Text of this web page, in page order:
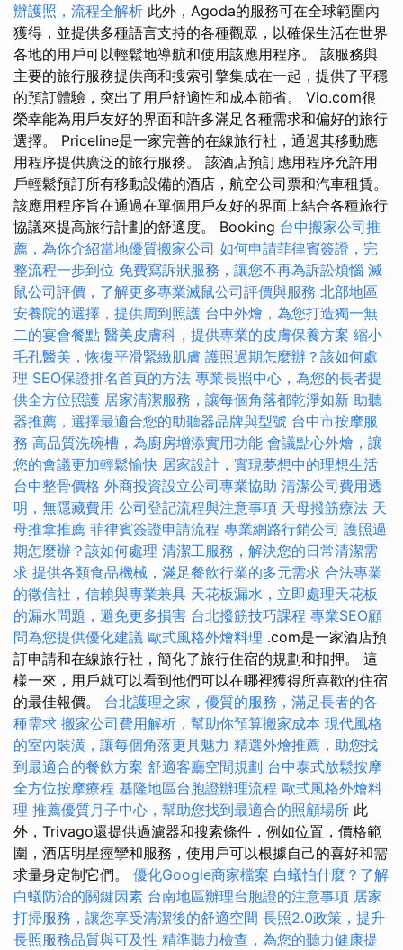
辦護照，流程全解析 此外，Agoda的服務可在全球範圍內
獲得，並提供多種語言支持的各種觀眾，以確保生活在世界
各地的用戶可以輕鬆地導航和使用該應用程序。 該服務與
主要的旅行服務提供商和搜索引擎集成在一起，提供了平穩
的預訂體驗，突出了用戶舒適性和成本節省。 Vio.com很
榮幸能為用戶友好的界面和許多滿足各種需求和偏好的旅行
選擇。 Priceline是一家完善的在線旅行社，通過其移動應
用程序提供廣泛的旅行服務。 該酒店預訂應用程序允許用
戶輕鬆預訂所有移動設備的酒店，航空公司票和汽車租賃。
該應用程序旨在通過在單個用戶友好的界面上結合各種旅行
協議來提高旅行計劃的舒適度。 Booking 台中搬家公司推
薦，為你介紹當地優質搬家公司 如何申請菲律賓簽證，完
整流程一步到位 免費寫訴狀服務，讓您不再為訴訟煩惱 滅
鼠公司評價，了解更多專業滅鼠公司評價與服務 北部地區
安養院的選擇，提供周到照護 台中外燴，為您打造獨一無
二的宴會餐點 醫美皮膚科，提供專業的皮膚保養方案 縮小
毛孔醫美，恢復平滑緊緻肌膚 護照過期怎麼辦？該如何處
理 SEO保證排名首頁的方法 專業長照中心，為您的長者提
供全方位照護 居家清潔服務，讓每個角落都乾淨如新 助聽
器推薦，選擇最適合您的助聽器品牌與型號 台中市按摩服
務 高品質洗碗槽，為廚房增添實用功能 會議點心外燴，讓
您的會議更加輕鬆愉快 居家設計，實現夢想中的理想生活
台中整骨價格 外商投資設立公司專業協助 清潔公司費用透
明，無隱藏費用 公司登記流程與注意事項 天母撥筋療法 天
母推拿推薦 菲律賓簽證申請流程 專業網路行銷公司 護照過
期怎麼辦？該如何處理 清潔工服務，解決您的日常清潔需
求 提供各類食品機械，滿足餐飲行業的多元需求 合法專業
的徵信社，信賴與專業兼具 天花板漏水，立即處理天花板
的漏水問題，避免更多損害 台北撥筋技巧課程 專業SEO顧
問為您提供優化建議 歐式風格外燴料理 .com是一家酒店預
訂申請和在線旅行社，簡化了旅行住宿的規劃和扣押。 這
樣一來，用戶就可以看到他們可以在哪裡獲得所喜歡的住宿
的最佳報價。 台北護理之家，優質的服務，滿足長者的各
種需求 搬家公司費用解析，幫助你預算搬家成本 現代風格
的室內裝潢，讓每個角落更具魅力 精選外燴推薦，助您找
到最適合的餐飲方案 舒適客廳空間規劃 台中泰式放鬆按摩
全方位按摩療程 基隆地區台胞證辦理流程 歐式風格外燴料
理 推薦優質月子中心，幫助您找到最適合的照顧場所 此
外，Trivago還提供過濾器和搜索條件，例如位置，價格範
圍，酒店明星痙攣和服務，使用戶可以根據自己的喜好和需
求量身定制它們。 優化Google商家檔案 白蟻怕什麼？了解
白蟻防治的關鍵因素 台南地區辦理台胞證的注意事項 居家
打掃服務，讓您享受清潔後的舒適空間 長照2.0政策，提升
長照服務品質與可及性 精準聽力檢查，為您的聽力健康提